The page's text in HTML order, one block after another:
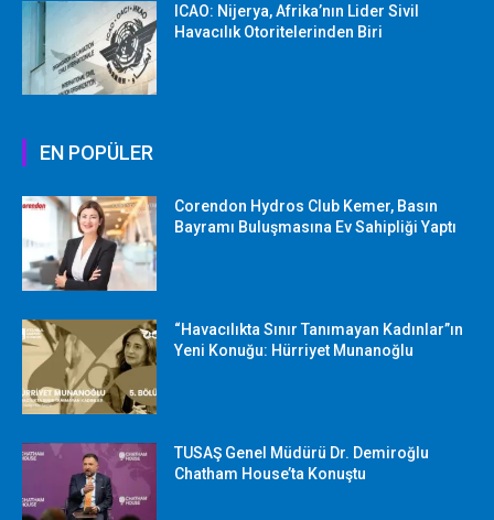
ICAO: Nijerya, Afrika’nın Lider Sivil
Havacılık Otoritelerinden Biri
EN POPÜLER
Corendon Hydros Club Kemer, Basın
Bayramı Buluşmasına Ev Sahipliği Yaptı
“Havacılıkta Sınır Tanımayan Kadınlar”ın
Yeni Konuğu: Hürriyet Munanoğlu
TUSAŞ Genel Müdürü Dr. Demiroğlu
Chatham House’ta Konuştu